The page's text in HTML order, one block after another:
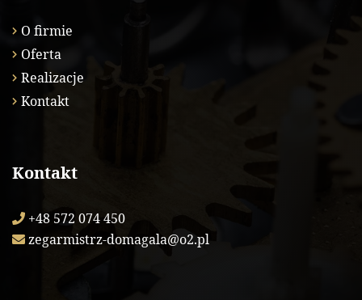
O firmie
Oferta
Realizacje
Kontakt
Kontakt
+48 572 074 450
zegarmistrz-domagala@o2.pl